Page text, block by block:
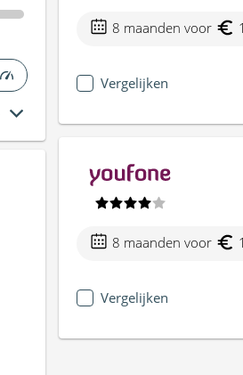
8 maanden voor
Vergelijken
8 maanden voor
Vergelijken